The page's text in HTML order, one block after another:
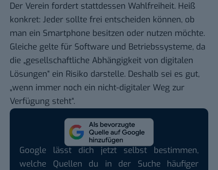
Der Verein fordert stattdessen Wahlfreiheit. Heiß
konkret: Jeder sollte frei entscheiden können, ob
man ein Smartphone besitzen oder nutzen möchte.
Gleiche gelte für Software und Betriebssysteme, da
die „gesellschaftliche Abhängigkeit von digitalen
Lösungen“ ein Risiko darstelle. Deshalb sei es gut,
„wenn immer noch ein nicht-digitaler Weg zur
Verfügung steht“.
Google lässt dich jetzt selbst bestimmen,
welche Quellen du in der Suche häufiger